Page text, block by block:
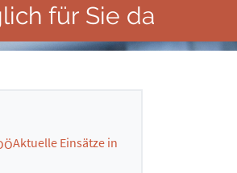
für Sie da
Aktuelle Einsätze in